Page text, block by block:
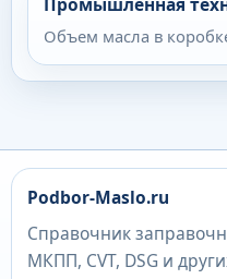
Объем масла в
Podbor-Maslo.ru
Справочник
МКПП, CVT, DSG и